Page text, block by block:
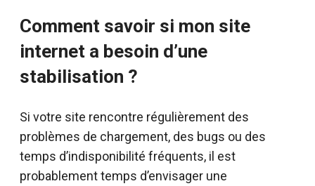
Comment savoir si mon site
internet a besoin d’une
stabilisation ?
Si votre site rencontre régulièrement des
problèmes de chargement, des bugs ou des
temps d’indisponibilité fréquents, il est
probablement temps d’envisager une